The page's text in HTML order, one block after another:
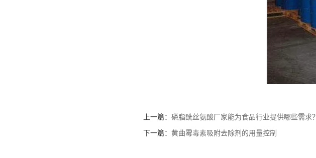
上一篇： 磷脂酰丝氨酸厂家能为食品行业提供哪些需求？
下一篇： 黄曲霉毒素吸附去除剂的用量控制